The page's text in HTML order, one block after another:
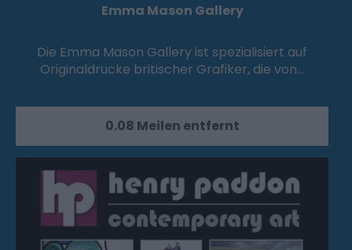
Emma Mason Gallery
Die Emma Mason Gallery ist spezialisiert auf
Originaldrucke britischer Grafiker, die von…
0.08 Meilen entfernt